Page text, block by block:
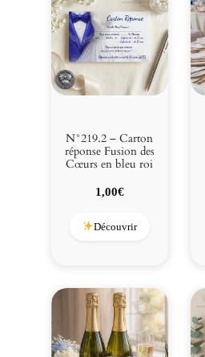
N°219.2 – Carton
réponse Fusion des
Cœurs en bleu roi
1,00€
Découvrir